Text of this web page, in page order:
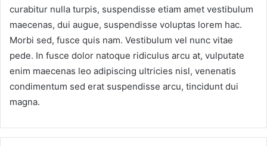
curabitur nulla turpis, suspendisse etiam amet vestibulum
maecenas, dui augue, suspendisse voluptas lorem hac.
Morbi sed, fusce quis nam. Vestibulum vel nunc vitae
pede. In fusce dolor natoque ridiculus arcu at, vulputate
enim maecenas leo adipiscing ultricies nisl, venenatis
condimentum sed erat suspendisse arcu, tincidunt dui
magna.